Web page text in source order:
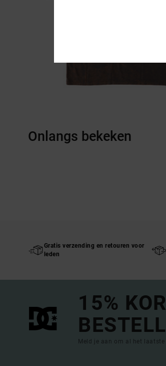
Onlangs bekeken
Gratis verzending en retouren voor
leden
15%
Meld je aan om al het